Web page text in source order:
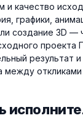
и качество
графики,
создание 3D —
проекта
результат
между